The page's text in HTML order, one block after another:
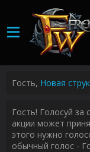
Гость, Новая
Гость! Голосуй за
акции может
этого нужно
обычный голос -